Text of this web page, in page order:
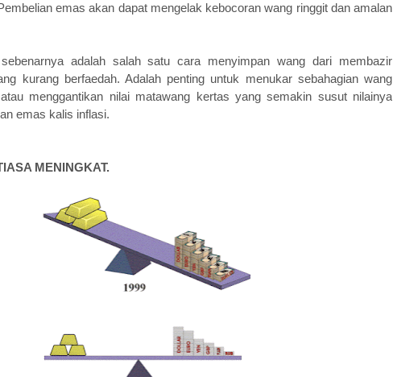
emas akan dapat mengelak kebocoran wang ringgit dan amalan
adalah salah satu cara menyimpan wang dari membazir
kurang berfaedah. Adalah penting untuk menukar sebahagian wang
menggantikan nilai matawang kertas yang semakin susut nilainya
emas kalis inflasi.
MENINGKAT.